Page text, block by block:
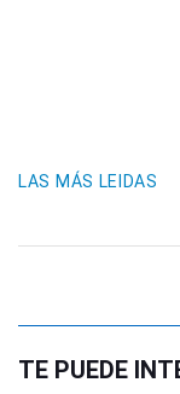
LAS MÁS LEIDAS
TE PUEDE